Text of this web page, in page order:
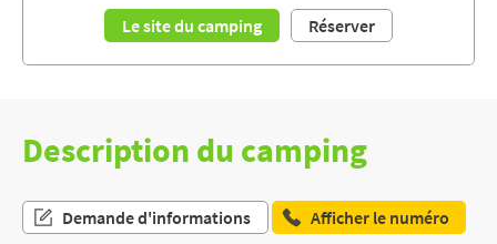
Le site du camping Réserver
Description du camping
Demande d'informations
Afficher le numéro